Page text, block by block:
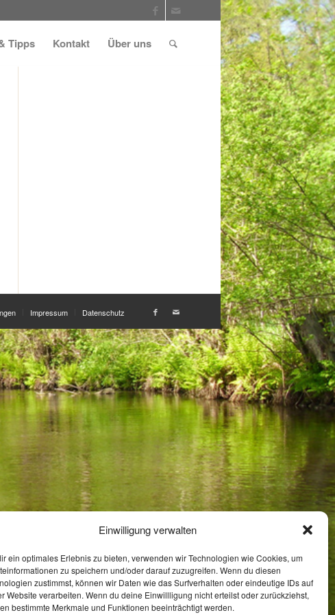
Einwilligung verwalten
ein optimales Erlebnis zu bieten, verwenden wir Technologien wie Cookies, um
zu speichern und/oder darauf zuzugreifen. Wenn du diesen
zustimmst, können wir Daten wie das Surfverhalten oder eindeutige IDs auf
Website verarbeiten. Wenn du deine Einwillligung nicht erteilst oder zurückziehst,
bestimmte Merkmale und Funktionen beeinträchtigt werden.
Tipps Kontakt Über uns
Impressum Datenschutz